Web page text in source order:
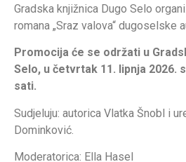
Gradska knjižnica Dugo Selo
romana „Sraz valova“ dugoselske
Promocija će se održati u
Selo, u četvrtak 11. lipnja 2026.
sati.
Sudjeluju: autorica Vlatka Šnobl i
Dominković.
Moderatorica: Ella Hasel